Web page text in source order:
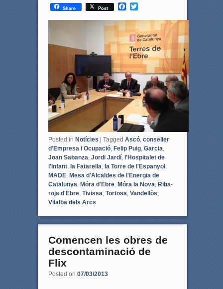
Share Post
F
c
b
o
o
T
i
t
t
e
r
Posted in Notícies | Tagged Ascó, conseller
d'Empresa i Ocupació, Felip Puig, Garcia
Joan Sabanza Jordi Jardí, l'Hospitalet de
l'Infant, la Fatarella la Torre de l'Espanyol,
MADE, Mesa d'Alcaldes de l'Energia de
Catalunya Móra d'Ebre, Móra la Nova Riba-
roja d'Ebre, Tivissa Tortosa Vandellòs
Vilalba dels Arcs
Comencen les obres de
descontaminació de
Flix
Posted on 07/03/2013